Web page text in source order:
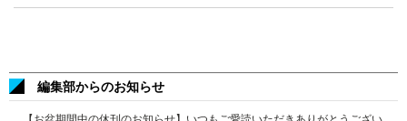
編集部からのお知らせ